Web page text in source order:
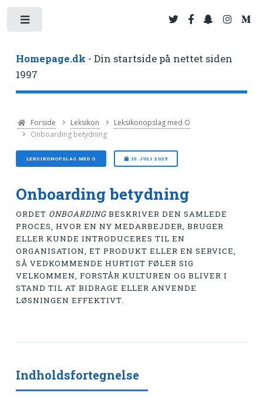
Homepage.dk - Din startside på nettet siden
1997
Forside Leksikon
Leksikonopslag med O
Onboarding betydning
LEKSIKONOPSLAG MED O 10. JULI 2025
Onboarding betydning
ORDET ONBOARDINGBESKRIVER DEN SAMLEDE
PROCES, HVOR EN NY MEDARBEJDER, BRUGER
ELLER KUNDE INTRODUCERES TIL EN
ORGANISATION, ET PRODUKT ELLER EN SERVICE,
SÅ VEDKOMMENDE HURTIGT FØLER SIG
VELKOMMEN, FORSTÅR KULTUREN OG BLIVER I
STAND TIL AT BIDRAGE ELLER ANVENDE
LØSNINGEN EFFEKTIVT.
Indholdsfortegnelse